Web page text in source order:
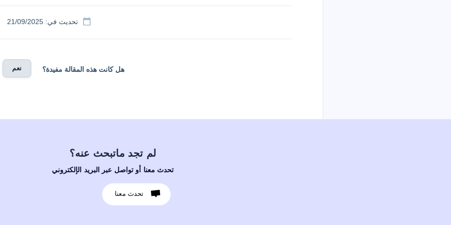
تحديث في: 21/09/2025
هل كانت هذه المقالة مفيدة؟ نعم
لم تجد ماتبحث عنه؟
تحدث معنا أو تواصل عبر البريد الإلكتروني
تحدث معنا